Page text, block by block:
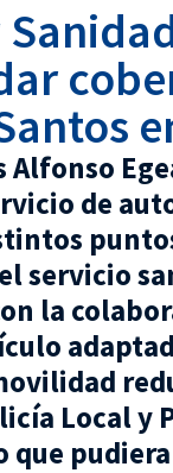
Alfonso
de
servicio
la
Local y